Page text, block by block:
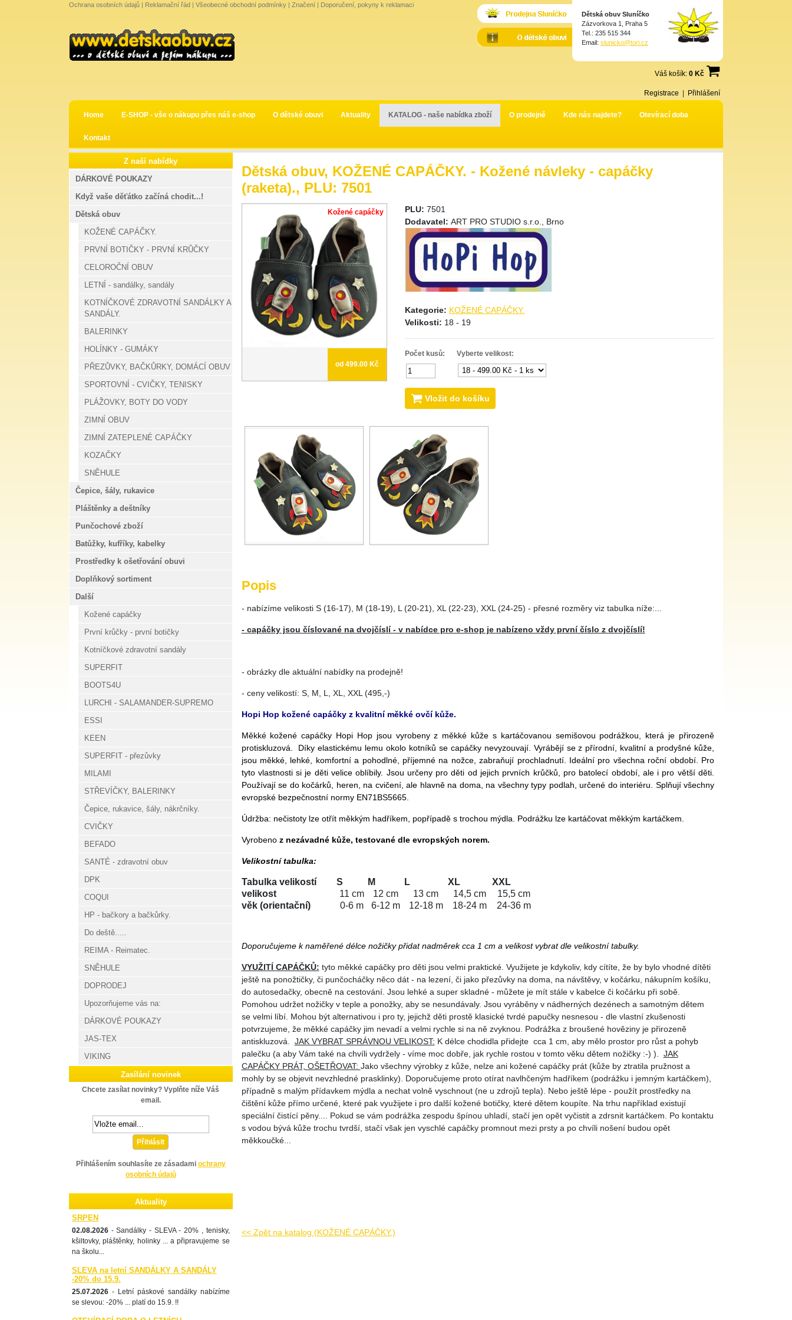
Ochrana osobních údajů | Reklamační řád | Všeobecné obchodní podmínky | Značení | Doporučení, pokyny k reklamaci
Dětská obuv Sluníčko
Zázvorkova 1, Praha 5
Tel.: 235 515 344
Email: slunicko@tori.cz
Váš košík: 0 Kč
Registrace Přihlášení
Home E-SHOP - vše o nákupu přes náš e-shop O dětské obuvi Aktuality KATALOG - naše nabídka zboží O prodejně Kde nás najdete? Otevírací doba
Kontakt
Dětská obuv, KOŽENÉ CAPÁČKY. - Kožené návleky - capáčky
(raketa)., PLU: 7501
Kožené capáčky
od 499.00 Kč
PLU: 7501
Dodavatel: ART PRO STUDIO s.r.o., Brno
Kategorie: KOŽENÉ CAPÁČKY.
Velikosti: 18 - 19
Počet kusů: Vyberte velikost:
Vložit do košíku
Popis
- nabízíme velikosti S (16-17), M (18-19), L (20-21), XL (22-23), XXL (24-25) - přesné rozměry viz tabulka níže:...
- capáčky jsou číslované na dvojčíslí - v nabídce pro e-shop je nabízeno vždy první číslo z dvojčíslí!
- obrázky dle aktuální nabídky na prodejně!
- ceny velikostí: S, M, L, XL, XXL (495,-)
Hopi Hop kožené capáčky z kvalitní měkké ovčí kůže.
Měkké kožené capáčky Hopi Hop jsou vyrobeny z měkké kůže s kartáčovanou semišovou podrážkou, která je přirozeně
protiskluzová. Díky elastickému lemu okolo kotníků se capáčky nevyzouvají. Vyrábějí se z přírodní, kvalitní a prodyšné kůže,
jsou měkké, lehké, komfortní a pohodlné, příjemné na nožce, zabraňují prochladnutí. Ideální pro všechna roční období. Pro
tyto vlastnosti si je děti velice oblíbily. Jsou určeny pro děti od jejich prvních krůčků, pro batolecí období, ale i pro větší děti.
Používají se do kočárků, heren, na cvičení, ale hlavně na doma, na všechny typy podlah, určené do interiéru. Splňují všechny
evropské bezpečnostní normy EN71BS5665.
Údržba: nečistoty lze otřít měkkým hadříkem, popřípadě s trochou mýdla. Podrážku lze kartáčovat měkkým kartáčkem.
Vyrobeno z nezávadné kůže, testované dle evropských norem.
Velikostní tabulka:
Tabulka velikostí S M L XL
XXL
velikost
11 cm 12 cm 13 cm 14,5 cm
15,5 cm
věk (orientační)
0-6 m 6-12 m 12-18 m 18-24 m 24-36 m
Doporučujeme k naměřené délce nožičky přidat nadměrek cca 1 cm a velikost vybrat dle velikostní tabulky.
VYUŽITÍ CAPÁČKŮ: tyto měkké capáčky pro děti jsou velmi praktické. Využijete je kdykoliv, kdy cítíte, že by bylo vhodné dítěti
ještě na ponožtičky, či punčocháčky něco dát - na lezení, či jako přezůvky na doma, na návštěvy, v kočárku, nákupním košíku,
do autosedačky, obecně na cestování. Jsou lehké a super skladné - můžete je mít stále v kabelce či kočárku při sobě.
Pomohou udržet nožičky v teple a ponožky, aby se nesundávaly. Jsou vyráběny v nádherných dezénech a samotným dětem
se velmi líbí. Mohou být alternativou i pro ty, jejichž děti prostě klasické tvrdé papučky nesnesou - dle vlastní zkušenosti
potvrzujeme, že měkké capáčky jim nevadí a velmi rychle si na ně zvyknou. Podrážka z broušené hověziny je přirozeně
antiskluzová. JAK VYBRAT SPRÁVNOU VELIKOST: K délce chodidla přidejte cca 1 cm, aby mělo prostor pro růst a pohyb
palečku (a aby Vám také na chvíli vydržely - víme moc dobře, jak rychle rostou v tomto věku dětem nožičky :-) ). JAK
CAPÁČKY PRÁT, OŠETŘOVAT: Jako všechny výrobky z kůže, nelze ani kožené capáčky prát (kůže by ztratila pružnost a
mohly by se objevit nevzhledné prasklinky). Doporučujeme proto otírat navlhčeným hadříkem (podrážku i jemným kartáčkem),
případně s malým přídavkem mýdla a nechat volně vyschnout (ne u zdrojů tepla). Nebo ještě lépe - použít prostředky na
čištění kůže přímo určené, které pak využijete i pro další kožené botičky, které dětem koupíte. Na trhu například existují
speciální čistící pěny.... Pokud se vám podrážka zespodu špínou uhladí, stačí jen opět vyčistit a zdrsnit kartáčkem. Po kontaktu
s vodou bývá kůže trochu tvrdší, stačí však jen vyschlé capáčky promnout mezi prsty a po chvíli nošení budou opět
měkkoučké...
<< Zpět na katalog (KOŽENÉ CAPÁČKY.)
Z naší nabídky
DÁRKOVÉ POUKAZY
Když vaše děťátko začíná chodit...!
Dětská obuv
KOŽENÉ CAPÁČKY.
PRVNÍ BOTIČKY - PRVNÍ KRŮČKY
CELOROČNÍ OBUV
LETNÍ - sandálky, sandály
KOTNÍČKOVÉ ZDRAVOTNÍ SANDÁLKY A
SANDÁLY.
BALERINKY
HOLÍNKY - GUMÁKY
PŘEZŮVKY, BAČKŮRKY, DOMÁCÍ OBUV
SPORTOVNÍ - CVIČKY, TENISKY
PLÁŽOVKY, BOTY DO VODY
ZIMNÍ OBUV
ZIMNÍ ZATEPLENÉ CAPÁČKY
KOZAČKY
SNĚHULE
Čepice, šály, rukavice
Pláštěnky a deštníky
Punčochové zboží
Batůžky, kufříky, kabelky
Prostředky k ošetřování obuvi
Doplňkový sortiment
Další
Kožené capáčky
První krůčky - první botičky
Kotníčkové zdravotní sandály
SUPERFIT
BOOTS4U
LURCHI - SALAMANDER-SUPREMO
ESSI
KEEN
SUPERFIT - přezůvky
MILAMI
STŘEVÍČKY, BALERINKY
Čepice, rukavice, šály, nákrčníky.
CVIČKY
BEFADO
SANTÉ - zdravotní obuv
DPK
COQUI
HP - bačkory a bačkůrky.
Do deště.....
REIMA - Reimatec.
SNĚHULE
DOPRODEJ
Upozorňujeme vás na:
DÁRKOVÉ POUKAZY
JAS-TEX
VIKING
Zasílání novinek
Chcete zasílat novinky? Vyplňte níže Váš
email.
Přihlásit
Přihlášením souhlasíte ze zásadami ochrany
osobních údajů
Aktuality
SRPEN
02.08.2026 - Sandálky - SLEVA - 20% , tenisky,
kšiltovky, pláštěnky, holinky ... a připravujeme se
na školu...
SLEVA na letní SANDÁLKY A SANDÁLY
-20% do 15.9.
25.07.2026 - Letní páskové sandálky nabízíme
se slevou: -20% ... platí do 15.9. !!